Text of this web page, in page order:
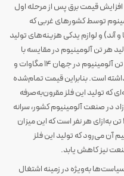
قیمت برق پس از مرحله اول
توسط کشورهای غربی که
و آند) و لوازم یدکی هزینه‌های تولید
هر تن آلومینیوم در مقایسه با
دیگر کشورها (میانگین مصرف برق به‌ازای هر تن آلومینیوم در جهان ۱۴ مگاوات و
را در پی داشته است. بنابراین قیمت تمام‌شده
که تولید این فلز مقرون‌به‌صرفه
در صنعت آلومینیوم کشور، سرانه
تولید هر تن آلومینیوم در جهان حدود ۳۲۰ تن به‌ازای هر نفر است که این میزان
بنابراین بیم آن می‌رود که تولید این فلز
نیز کاهش یابد.
سیاست‌ها به‌ویژه در زمینه اشتغال